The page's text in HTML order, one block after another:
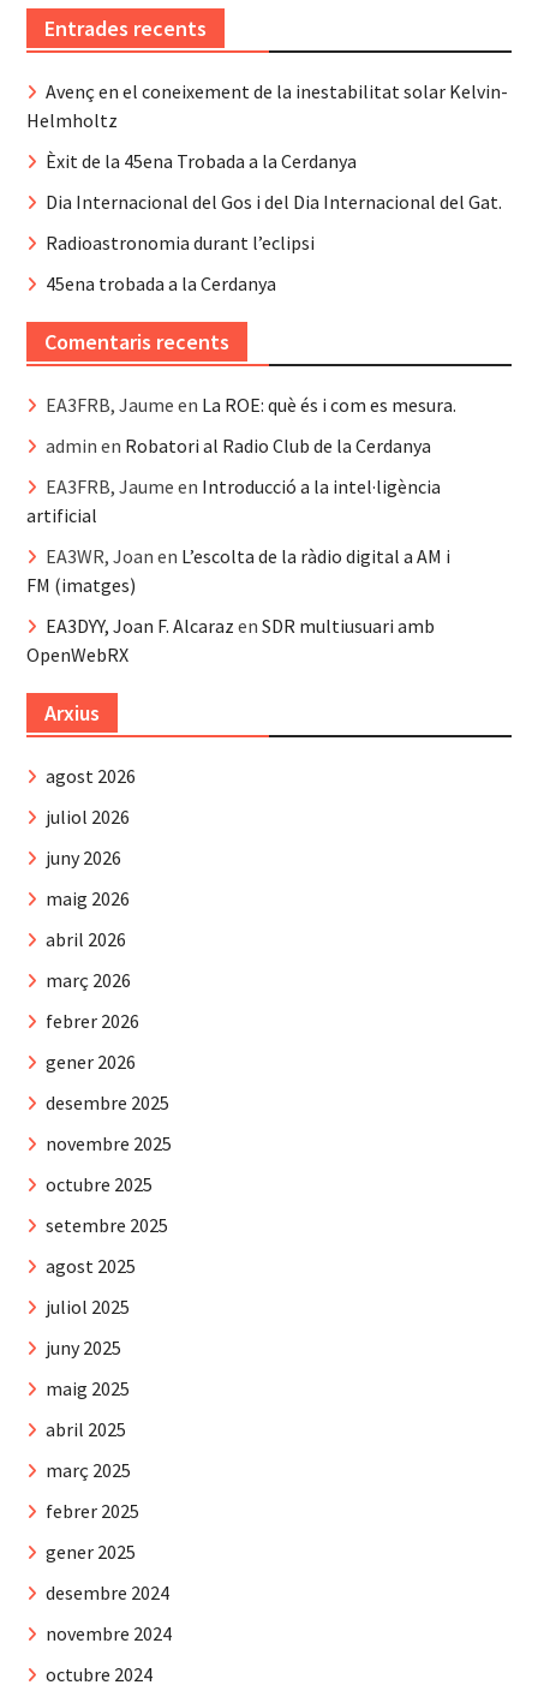
Entrades recents
Avenç en el coneixement de la inestabilitat solar Kelvin-
Helmholtz
Èxit de la 45ena Trobada a la Cerdanya
Dia Internacional del Gos i del Dia Internacional del Gat.
Radioastronomia durant l’eclipsi
45ena trobada a la Cerdanya
Comentaris recents
EA3FRB, Jaume en La ROE: què és i com es mesura.
admin en Robatori al Radio Club de la Cerdanya
EA3FRB, Jaume en Introducció a la intel·ligència
artificial
EA3WR, Joan en L’escolta de la ràdio digital a AM i
FM (imatges)
EA3DYY, Joan F. Alcaraz en SDR multiusuari amb
OpenWebRX
Arxius
agost 2026
juliol 2026
juny 2026
maig 2026
abril 2026
març 2026
febrer 2026
gener 2026
desembre 2025
novembre 2025
octubre 2025
setembre 2025
agost 2025
juliol 2025
juny 2025
maig 2025
abril 2025
març 2025
febrer 2025
gener 2025
desembre 2024
novembre 2024
octubre 2024